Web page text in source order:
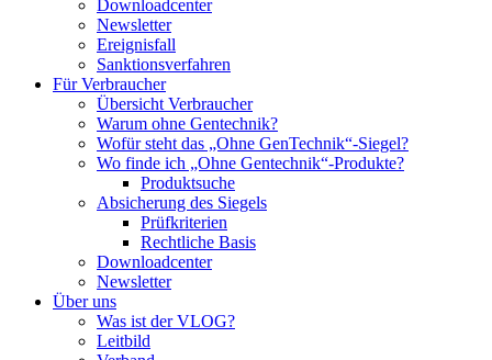
Downloadcenter
Newsletter
Ereignisfall
Sanktionsverfahren
Für Verbraucher
Übersicht Verbraucher
Warum ohne Gentechnik?
Wofür steht das „Ohne GenTechnik“-Siegel?
Wo finde ich „Ohne Gentechnik“-Produkte?
Produktsuche
Absicherung des Siegels
Prüfkriterien
Rechtliche Basis
Downloadcenter
Newsletter
Über uns
Was ist der VLOG?
Leitbild